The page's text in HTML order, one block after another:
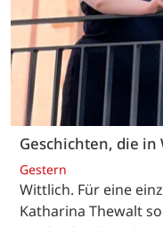
Geschichten, die
Gestern
Wittlich. Für eine
Katharina Thewalt